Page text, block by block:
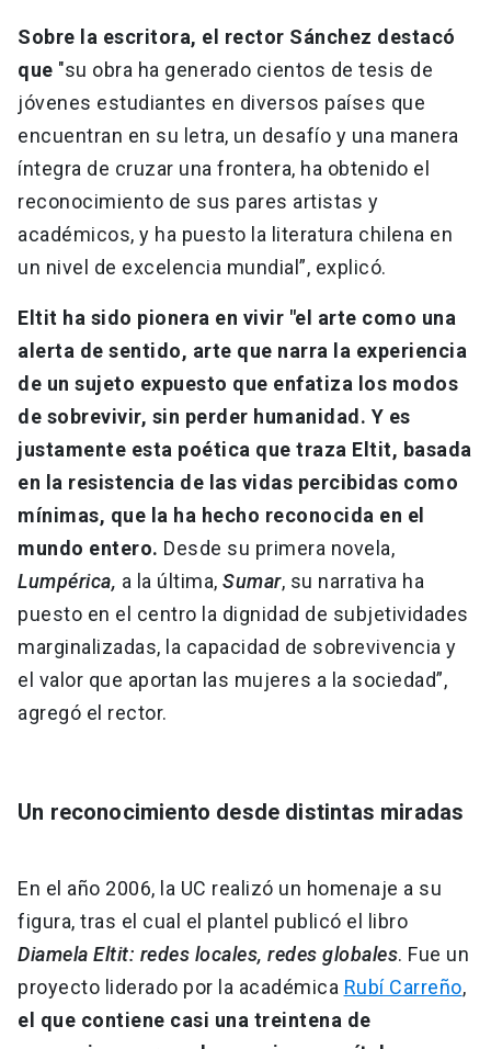
Sobre la escritora, el rector Sánchez destacó
que "su obra ha generado cientos de tesis de
jóvenes estudiantes en diversos países que
encuentran en su letra, un desafío y una manera
íntegra de cruzar una frontera, ha obtenido el
reconocimiento de sus pares artistas y
académicos, y ha puesto la literatura chilena en
un nivel de excelencia mundial”, explicó.
Eltit ha sido pionera en vivir "el arte como una
alerta de sentido, arte que narra la experiencia
de un sujeto expuesto que enfatiza los modos
de sobrevivir, sin perder humanidad. Y es
justamente esta poética que traza Eltit, basada
en la resistencia de las vidas percibidas como
mínimas, que la ha hecho reconocida en el
mundo entero. Desde su primera novela,
Lumpérica, a la última, Sumar, su narrativa ha
puesto en el centro la dignidad de subjetividades
marginalizadas, la capacidad de sobrevivencia y
el valor que aportan las mujeres a la sociedad”,
agregó el rector.
Un reconocimiento desde distintas miradas
En el año 2006, la UC realizó un homenaje a su
figura, tras el cual el plantel publicó el libro
Diamela Eltit: redes locales, redes globales. Fue un
proyecto liderado por la académica Rubí Carreño,
el que contiene casi una treintena de